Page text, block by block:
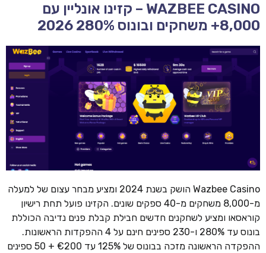
WAZBEE CASINO – קזינו אונליין עם
8,000+ משחקים ובונוס 280% 2026
Wazbee Casino הושק בשנת 2024 ומציע מבחר עצום של למעלה
מ-8,000 משחקים מ-40 ספקים שונים. הקזינו פועל תחת רישיון
קוראסאו ומציע לשחקנים חדשים חבילת קבלת פנים נדיבה הכוללת
בונוס עד 280% ו-230 ספינים חינם על 4 ההפקדות הראשונות.
ההפקדה הראשונה מזכה בבונוס של 125% עד €200 + 50 ספינים